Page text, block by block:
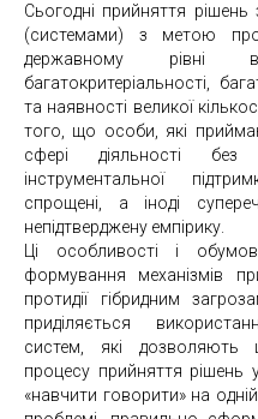
Сьогодні прийняття
(системами) з метою
державному рівні
багатокритеріальності,
та наявності великої
того, що особи, які
сфері діяльності без
інструментальної
спрощені, а іноді
непідтверджену емпірику.
Ці особливості і
формування механізмів
протидії гібридним
приділяється
систем, які дозволяють
процесу прийняття рішень
«навчити говорити» на